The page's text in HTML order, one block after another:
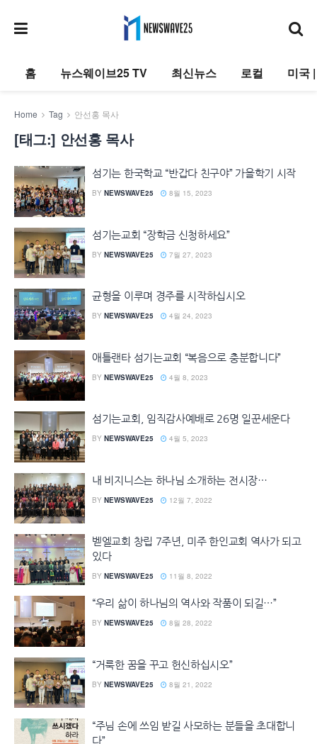
홈 뉴스웨이브25 TV 최신뉴스 로컬 미국
Home Tag 안선홍 목사
[태그:] 안선홍 목사
섬기는 한국학교 “반갑다 친구야” 가을학기 시작
BY NEWSWAVE25 8월 15, 2023
섬기는교회 “장학금 신청하세요”
BY NEWSWAVE25 7월 27, 2023
균형을 이루며 경주를 시작하십시오
BY NEWSWAVE25 4월 24, 2023
애틀랜타 섬기는교회 “복음으로 충분합니다”
BY NEWSWAVE25 4월 8, 2023
섬기는교회, 임직감사예배로 26명 일꾼세운다
BY NEWSWAVE25 4월 5, 2023
내 비지니스는 하나님 소개하는 전시장…
BY NEWSWAVE25 12월 7, 2022
벧엘교회 창립 7주년, 미주 한인교회 역사가 되고
있다
BY NEWSWAVE25 11월 8, 2022
“우리 삶이 하나님의 역사와 작품이 되길…”
BY NEWSWAVE25 8월 28, 2022
“거룩한 꿈을 꾸고 헌신하십시오”
BY NEWSWAVE25 8월 21, 2022
“주님 손에 쓰임 받길 사모하는 분들을 초대합니
다”